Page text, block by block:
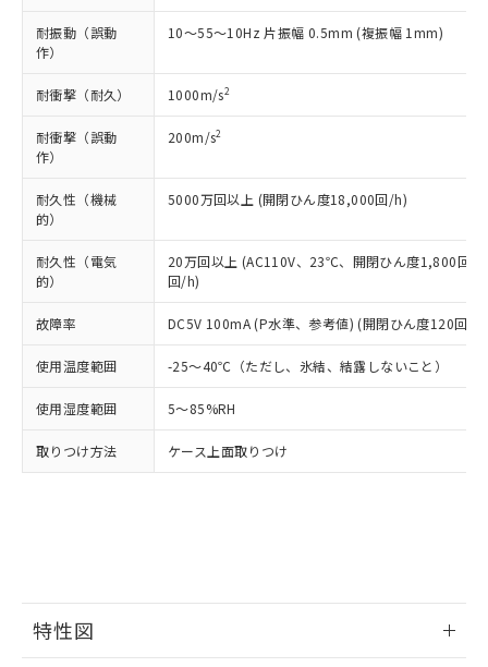
耐振動（誤動
作）
10～55～10Hz 片振幅 0.5mm (複振幅 1mm)
耐衝撃（耐久） 1000m/s2
耐衝撃（誤動
作）
200m/s2
耐久性（機械
的）
5000万回以上 (開閉ひん度18,000回/h)
耐久性（電気
的）
20万回以上 (AC110V、23℃、開閉ひん度1,800回/
回/h)
故障率 DC5V 100mA (P水準、参考値) (開閉ひん度120回/
使用温度範囲 -25～40℃（ただし、氷結、結露しないこと）
使用湿度範囲 5～85%RH
取りつけ方法 ケース上面取りつけ
特性図
正式な納期状況および標準価格はお客
様のお取引先、またはお客様担当のオ
ムロン制御機器販売店・当社販売員に
ご相談ください。
オムロン制御機器販売店や当社販売拠
ください。
在庫状況および標準価格結果を当社の
示しないようお願いします。
マイパーツ機能（部品リスト作成サー
ビス）をご利用いただくには、I-Web
メンバーズにご登録されている必要が
あります。
お客様が当ウェブサイト上で当社にご
登録された部品リストについて、当社
および当社の共同利用者が、当社の製
品・サービスに関するお客様との取
引・商談に必要な範囲で利用すること
をご了承ください。
類(PBB) 1000ppm以下、ポリ臭化ジフェニルエーテル類
(PBDE) 1000ppm以下、フタル酸ビス(2-エチルヘキシ
ル) (DEHP)(別名：DOP) 1000ppm以下、フタル酸ブチ
（DBP） 1000ppm以下、フタル酸ジイソブチル
(DIBP) 1000ppm以下
但し、RoHS指令で産業用監視および制御機器に対する
適用除外項目は除く。
フタル酸エステル類の４物質については閾値を超える意
部品在庫の切り替え状況などにより、予定
月が前後することがあります。
※3 非含有証明書ダウンロード
下記の非含有証明書をダウンロードするこ
とができます。
また、RoHS指令のフタル酸エステル類４
物質の対応では、対応完了までの期間は出
荷製品に未対応品が混在することから備考
Cr(Ⅵ)(六価クロム) : 1000ppm、 PBBs(ポリ臭化ビフェ
ニル類) : 1000ppm、 PBDEs(ポリ臭化ジフェニルエーテ
ル類) : 1000ppm、
イソブチル) : 1000ppm、 BBP(フタル酸ブチルベンジ
ル) : 1000ppm、
※2 環境保護使用期限
準値以下であることを示します。
「10」：通常の使用状況下において有害物
質が外部に漏えいし、環境に深刻な影響を
及ぼさない年数を意味します。
「－」：未確認です。当社販売部門へお問
い合わせください。
とります。
当社は規制貨物を破棄する場合は、完
いよう必要な手段を講じます。
当社は貴社製品を、核兵器、ミサイ
ル、化学兵器、生物兵器またはその他
使用いたしません。
当社は、貴社製品を第三者に販売する
該第三者に通知します。また当社は、
販売先および販売に係わる関係者が違
法に輸出するおそれがある場合は、取
り引きをいたしません。
合意する
○ 一定数以上の在庫あり
一定数には満たないが在庫あり
－
在庫なし(最新の在庫状況につ
たはお客様担当のオムロン制御
機器販売店・当社販売員にご確
受注生産機種、また在庫状況の
情報を公開していない機種